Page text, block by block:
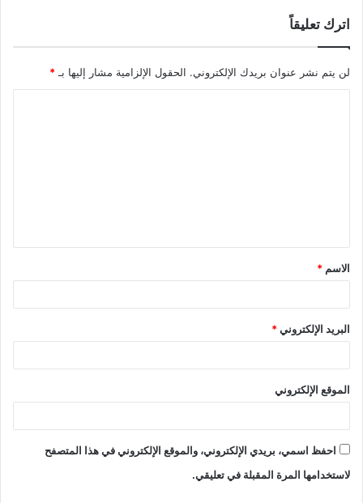
اترك تعليقاً
لن يتم نشر عنوان بريدك الإلكتروني. الحقول الإلزامية مشار إليها بـ*
ق
*
الاسم *
البريد الإلكتروني*
الموقع الإلكتروني
احفظ اسمي، بريدي الإلكتروني، والموقع الإلكتروني في هذا المتصفح
لاستخدامها المرة المقبلة في تعليقي.